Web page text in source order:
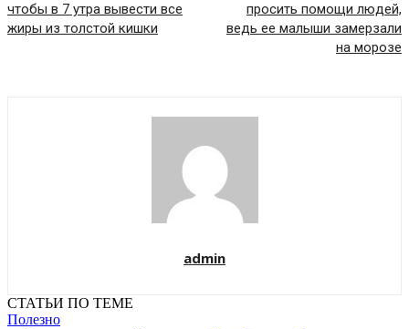
чтобы в 7 утра вывести все
жиры из толстой кишки
просить помощи людей,
ведь ее малыши замерзали
на морозе
admin
СТАТЬИ ПО ТЕМЕ
Полезно